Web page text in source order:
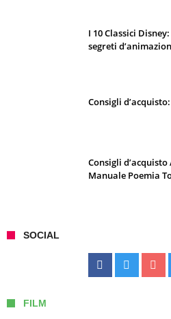
I 10 Classici
segreti
Consigli
Consigli d’acquisto
Manuale Poemia
SOCIAL
FILM